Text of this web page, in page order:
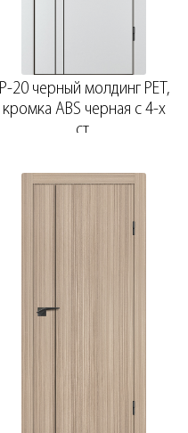
P-20 черный молдинг PET,
кромка ABS черная c 4-х
ст.